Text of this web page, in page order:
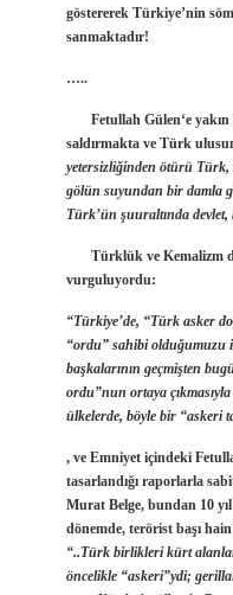
göstererek Türkiye’nin
sanmaktadır!
…..
Fetullah Gülen‘e
saldırmakta ve Türk
yetersizliğinden ötürü
gölün suyundan bir damla
Türk’ün şuuraltında
Türklük ve Kemalizm
vurguluyordu:
“Türkiye’de, “Türk asker
“ordu” sahibi olduğumuzu
başkalarının geçmişten
ordu”nun ortaya
ülkelerde, böyle bir “askeri
, ve Emniyet içindeki
tasarlandığı raporlarla
Murat Belge, bundan 10
dönemde, terörist başı
“..Türk birlikleri kürt
öncelikle “askeri”ydi;